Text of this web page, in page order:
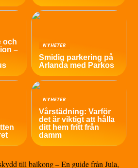
och
–
NYHETER
Smidig parkering på
Arlanda med Parkos
NYHETER
Vårstädning: Varför
det är viktigt att hålla
ditt hem fritt från
damm
till balkong – En guide från Jula,